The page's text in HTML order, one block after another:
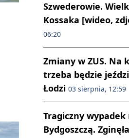
Szwederowie.
Kossaka [wideo,
06:20
Zmiany w ZUS. Na
trzeba będzie
Łodzi 03 sierpnia, 12:59
Tragiczny wypadek
Bydgoszczą.